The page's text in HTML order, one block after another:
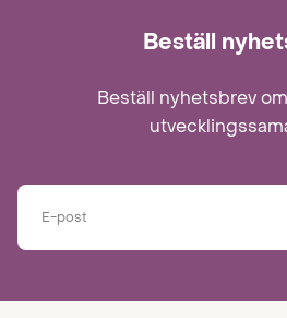
Beställ
Beställ nyhetsbrev